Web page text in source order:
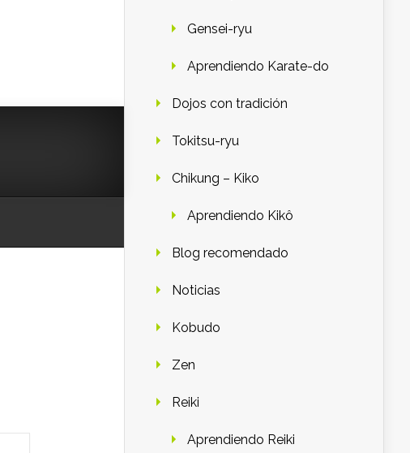
Gensei-ryu
Aprendiendo Karate-do
Dojos con tradición
Tokitsu-ryu
Chikung – Kiko
Aprendiendo Kikô
Blog recomendado
Noticias
Kobudo
Zen
Reiki
Aprendiendo Reiki